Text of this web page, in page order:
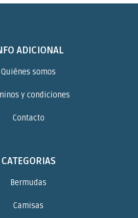
ADICIONAL
Quiénes somos
y condiciones
Contacto
CATEGORIAS
Bermudas
Camisas